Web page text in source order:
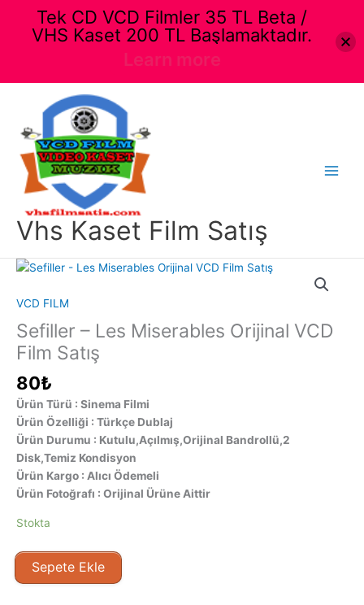
Vhs Kaset Film Satış
VCD FILM
Sefiller – Les Miserables Orijinal VCD
Film Satış
80₺
Ürün Türü : Sinema Filmi
Ürün Özelliği : Türkçe Dublaj
Ürün Durumu : Kutulu,Açılmış,Orijinal Bandrollü,2
Disk,Temiz Kondisyon
Ürün Kargo : Alıcı Ödemeli
Ürün Fotoğrafı : Orijinal Ürüne Aittir
Stokta
Sefiller
-
Sepete Ekle
Tek CD VCD Filmler 35 TL Beta /
VHS Kaset 200 TL Başlamaktadır.
Learn more